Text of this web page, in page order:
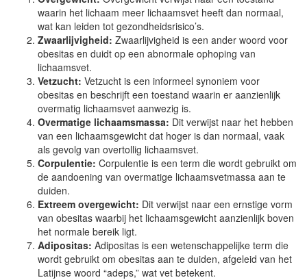
waarin het lichaam meer lichaamsvet heeft dan normaal,
wat kan leiden tot gezondheidsrisico’s.
Zwaarlijvigheid: Zwaarlijvigheid is een ander woord voor
obesitas en duidt op een abnormale ophoping van
lichaamsvet.
Vetzucht: Vetzucht is een informeel synoniem voor
obesitas en beschrijft een toestand waarin er aanzienlijk
overmatig lichaamsvet aanwezig is.
Overmatige lichaamsmassa: Dit verwijst naar het hebben
van een lichaamsgewicht dat hoger is dan normaal, vaak
als gevolg van overtollig lichaamsvet.
Corpulentie: Corpulentie is een term die wordt gebruikt om
de aandoening van overmatige lichaamsvetmassa aan te
duiden.
Extreem overgewicht: Dit verwijst naar een ernstige vorm
van obesitas waarbij het lichaamsgewicht aanzienlijk boven
het normale bereik ligt.
Adipositas: Adipositas is een wetenschappelijke term die
wordt gebruikt om obesitas aan te duiden, afgeleid van het
Latijnse woord “adeps,” wat vet betekent.